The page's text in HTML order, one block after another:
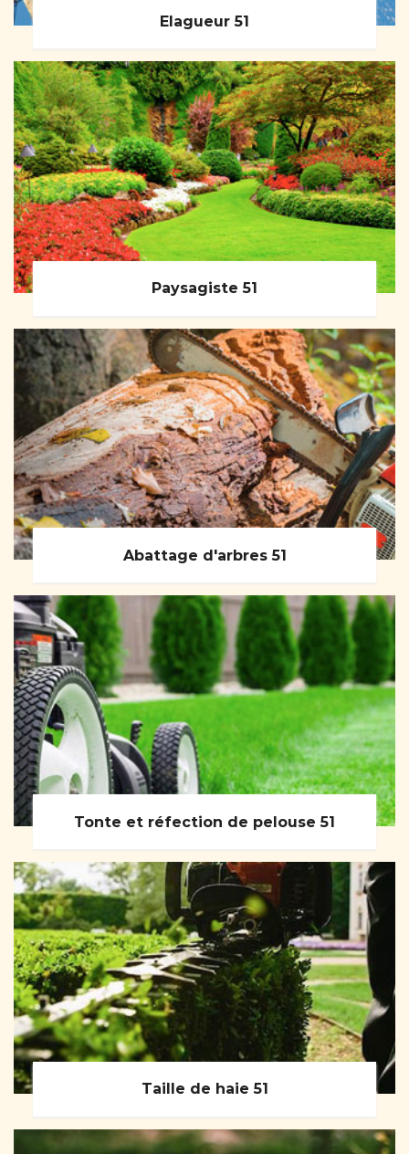
Elagueur 51
Paysagiste 51
Abattage d'arbres 51
Tonte et réfection de pelouse 51
Taille de haie 51